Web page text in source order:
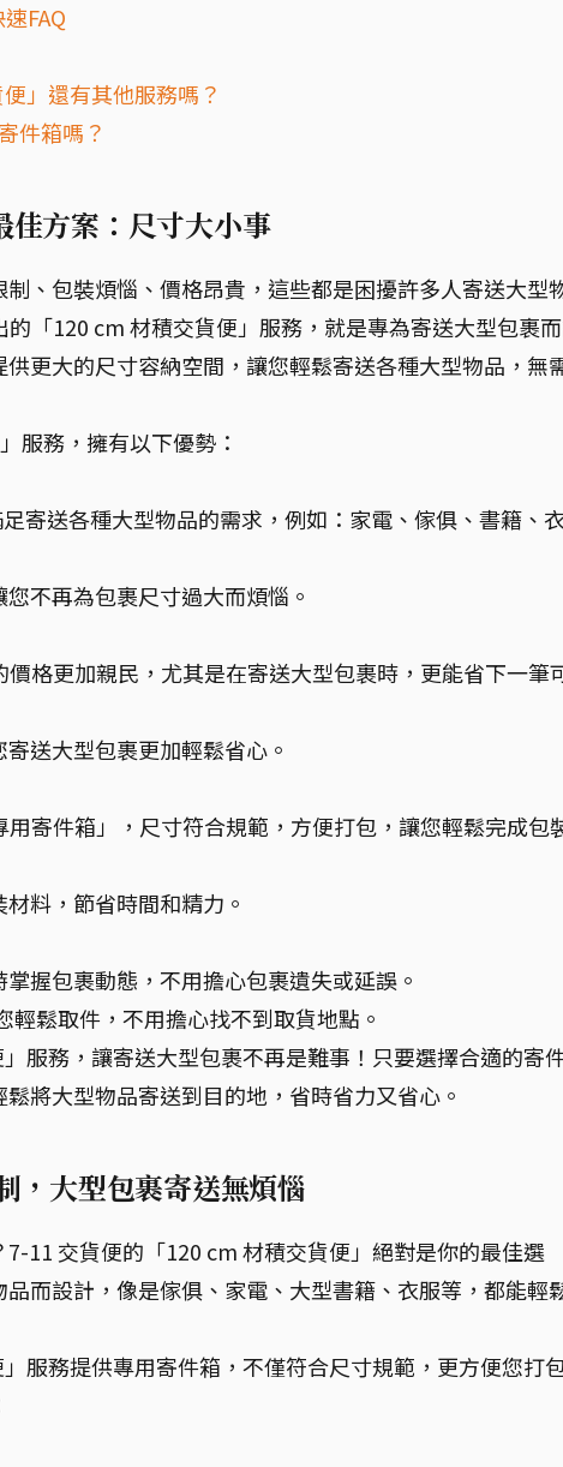
FAQ
」還有其他服務嗎？
件箱嗎？
佳方案：尺寸大小事
、包裝煩惱、價格昂貴，這些都是困擾許多人寄送大型
「120 cm 材積交貨便」服務，就是專為寄送大型包裹
更大的尺寸容納空間，讓您輕鬆寄送各種大型物品，無
服務，擁有以下優勢：
寄送各種大型物品的需求，例如：家電、傢俱、書籍、衣
不再為包裹尺寸過大而煩惱。
格更加親民，尤其是在寄送大型包裹時，更能省下一筆
送大型包裹更加輕鬆省心。
寄件箱」，尺寸符合規範，方便打包，讓您輕鬆完成包
料，節省時間和精力。
握包裹動態，不用擔心包裹遺失或延誤。
鬆取件，不用擔心找不到取貨地點。
服務，讓寄送大型包裹不再是難事！只要選擇合適的寄
將大型物品寄送到目的地，省時省力又省心。
，大型包裹寄送無煩惱
11 交貨便的「120 cm 材積交貨便」絕對是你的最佳選
而設計，像是傢俱、家電、大型書籍、衣服等，都能輕
服務提供專用寄件箱，不僅符合尺寸規範，更方便您打